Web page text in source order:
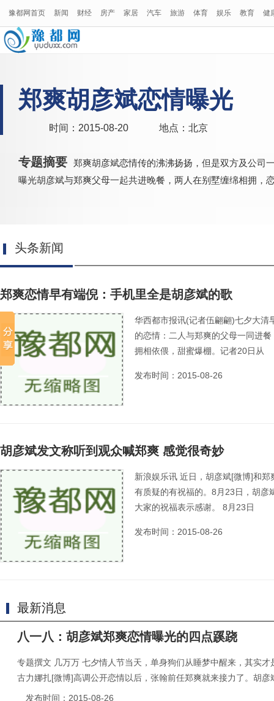
豫都网首页 新闻 财经 房产 家居 汽车 旅游 体育 娱乐 教育 健
郑爽胡彦斌恋情曝光
时间：2015-08-20 地点：北京
专题摘要 郑爽胡彦斌恋情传的沸沸扬扬，但是双方及公司
曝光胡彦斌与郑爽父母一起共进晚餐，两人在别墅缠绵相拥，
头条新闻
郑爽恋情早有端倪：手机里全是胡彦斌的歌
华西都市报讯(记者伍翩翩)七夕大清
的恋情：二人与郑爽的父母一同进
拥相依偎，甜蜜爆棚。记者20日从
发布时间：2015-08-26
胡彦斌发文称听到观众喊郑爽 感觉很奇妙
新浪娱乐讯 近日，胡彦斌[微博]和
有质疑的有祝福的。8月23日，胡彦
大家的祝福表示感谢。 8月23日
发布时间：2015-08-26
最新消息
八一八：胡彦斌郑爽恋情曝光的四点蹊跷
专题撰文 几万万 七夕情人节当天，单身狗们从睡梦中醒来，其实才
古力娜扎[微博]高调公开恋情以后，张翰前任郑爽就来接力了。胡彦
发布时间：2015-08-26